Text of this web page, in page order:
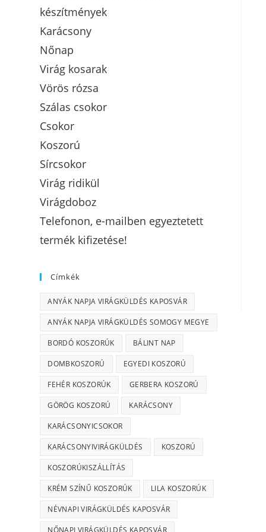
készítmények
Karácsony
Nőnap
Virág kosarak
Vörös rózsa
Szálas csokor
Csokor
Koszorú
Sírcsokor
Virág ridikül
Virágdoboz
Telefonon, e-mailben egyeztetett
termék kifizetése!
Címkék
ANYÁK NAPJA VIRÁGKÜLDÉS KAPOSVÁR
ANYÁK NAPJA VIRÁGKÜLDÉS SOMOGY MEGYE
BORDÓ KOSZORÚK BÁLINT NAP
DOMBKOSZORÚ EGYEDI KOSZORÚ
FEHÉR KOSZORÚK GERBERA KOSZORÚ
GÖRÖG KOSZORÚ KARÁCSONY
KARÁCSONYICSOKOR
KARÁCSONYIVIRÁGKÜLDÉS KOSZORÚ
KOSZORÚKISZÁLLÍTÁS
KRÉM SZÍNŰ KOSZORÚK LILA KOSZORÚK
NÉVNAPI VIRÁGKÜLDÉS KAPOSVÁR
NŐNAPI VIRÁGKÜLDÉS KAPOSVÁR